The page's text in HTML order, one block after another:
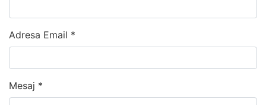
Adresa Email *
Mesaj *